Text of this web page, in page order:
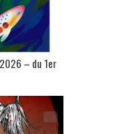
– du 1er